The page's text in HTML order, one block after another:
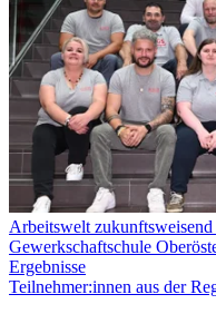
Arbeitswelt
Gewerkschaftschule
Ergebnisse
Teilnehmer:innen aus der